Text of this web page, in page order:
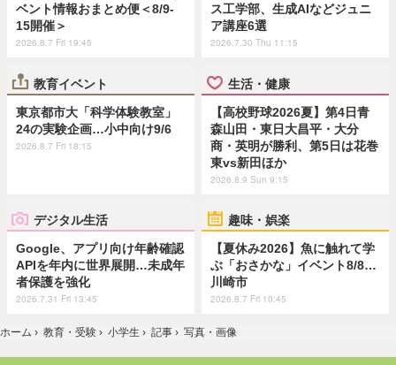
ベント情報おまとめ便＜8/9-
15開催＞
2026.8.7 Fri 19:45
ス工学部、生成AIなどジュニ
ア講座6選
2026.7.30 Thu 11:15
教育イベント
東京都市大「科学体験教室」
24の実験企画…小中向け9/6
2026.8.7 Fri 18:15
生活・健康
【高校野球2026夏】第4日青
森山田・東日大昌平・大分
商・英明が勝利、第5日は花巻
東vs新田ほか
2026.8.9 Sun 9:15
デジタル生活
Google、アプリ向け年齢確認
APIを年内に世界展開…未成年
者保護を強化
2026.7.31 Fri 13:45
趣味・娯楽
【夏休み2026】魚に触れて学
ぶ「おさかな」イベント8/8…
川崎市
2026.8.7 Fri 10:45
ホーム › 教育・受験 › 小学生 › 記事 › 写真・画像